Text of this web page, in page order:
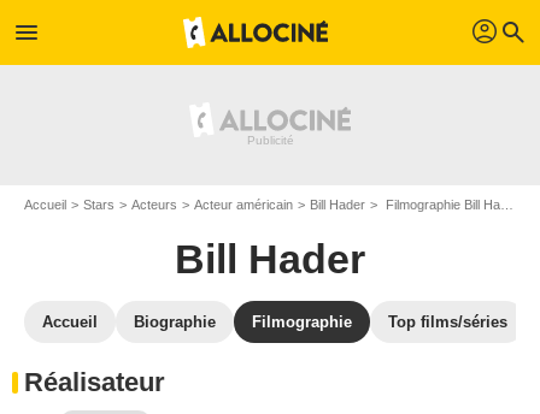
menu profil search
Accueil Stars Acteurs Acteur américain Bill Hader Filmographie Bill Hader
Bill Hader
Accueil Biographie Filmographie Top films/séries
Réalisateur